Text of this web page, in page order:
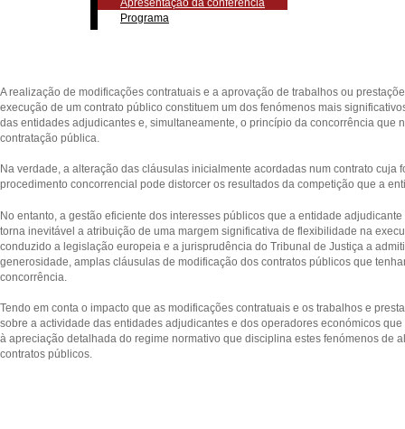
Programa
A realização de modificações contratuais e a aprovação de trabalhos ou
execução de um contrato público constituem um dos fenómenos mais
das entidades adjudicantes e, simultaneamente, o princípio da concorrência que
contratação pública.
Na verdade, a alteração das cláusulas inicialmente acordadas num contrato cuja
procedimento concorrencial pode distorcer os resultados da competição que a
No entanto, a gestão eficiente dos interesses públicos que a entidade
torna inevitável a atribuição de uma margem significativa de flexibilidade na
conduzido a legislação europeia e a jurisprudência do Tribunal de Justiça a
generosidade, amplas cláusulas de modificação dos contratos públicos que
concorrência.
Tendo em conta o impacto que as modificações contratuais e os trabalhos e
sobre a actividade das entidades adjudicantes e dos operadores económicos
à apreciação detalhada do regime normativo que disciplina estes fenómenos de
contratos públicos.